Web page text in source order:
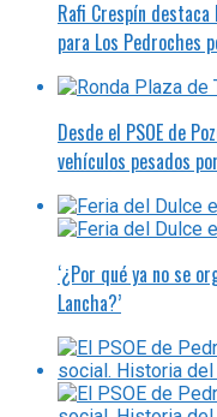
Rafi Crespín
para Los Pedroches
Desde el PSOE de
vehículos pesados
‘¿Por qué ya no se
Lancha?’